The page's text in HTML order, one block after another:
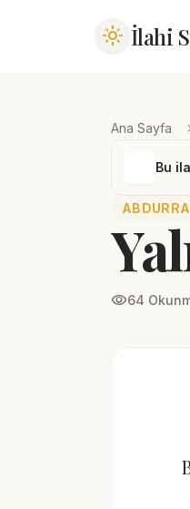
light_mode İlahi
Ana Sayfa
Bu
visibility64